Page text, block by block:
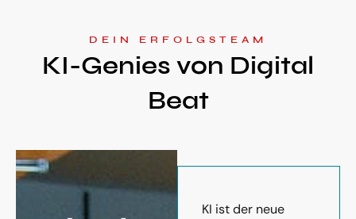
DEIN ERFOLGSTEAM
KI-Genies von Digital
Beat
KI ist der neue